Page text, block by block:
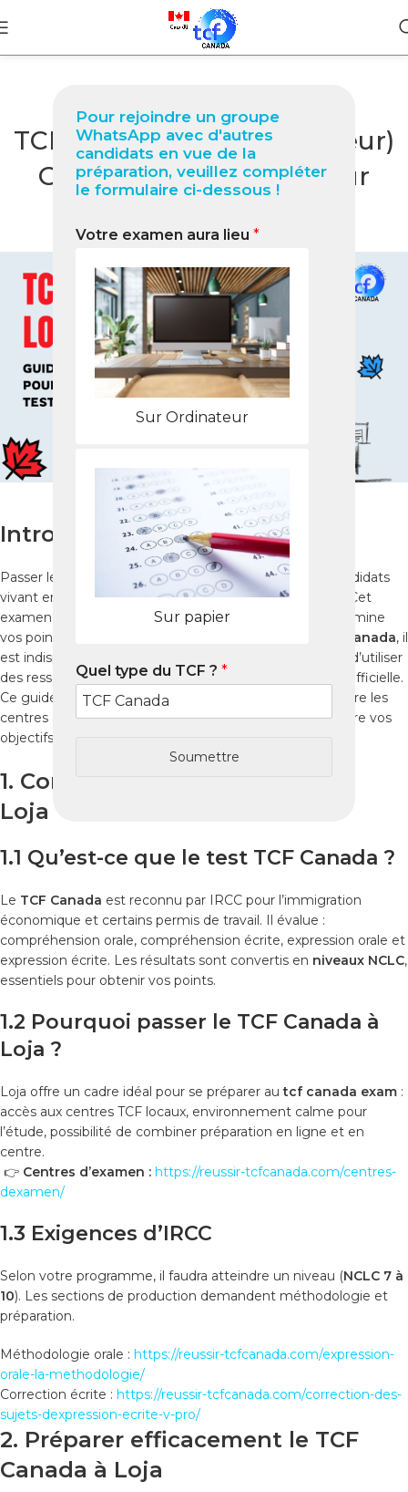
Pour rejoindre un groupe
WhatsApp avec d'autres
candidats en vue de la
préparation, veuillez compléter
le formulaire ci-dessous !
Votre examen aura lieu *
Sur Ordinateur
Sur papier
Quel type du TCF ? *
Soumettre
BLOG
TCF Canada à Loja (Équateur)
Guide complet 2026 pour
NabilOn février 2, 2026
Introduction
Passer le TCF Canada à Lojaest essentiel pour les candidats
vivant en Équateur et souhaitant immigrer au Canada. Cet
examen officiel évalue votre niveau de français et détermine
vos points pour l’immigration. Pour réussir le
test TCF Canada, il
est indispensable de suivre une préparation structurée, d’utiliser
des ressources fiables et de maîtriser la méthodologie officielle.
Ce guide complet 2025 vous accompagne pour connaître les
centres à Loja, préparer chaque compétence et atteindre vos
objectifs.
1. Comprendre le TCF Canada à
Loja
1.1 Qu’est-ce que le test TCF Canada ?
Le TCF Canada est reconnu par IRCC pour l’immigration
économique et certains permis de travail. Il évalue :
compréhension orale, compréhension écrite, expression orale et
expression écrite. Les résultats sont convertis en niveaux NCLC,
essentiels pour obtenir vos points.
1.2 Pourquoi passer le TCF Canada à
Loja ?
Loja offre un cadre idéal pour se préparer autcf canada exam :
accès aux centres TCF locaux, environnement calme pour
l’étude, possibilité de combiner préparation en ligne et en
centre.
👉 Centres d’examen : https://reussir-tcfcanada.com/centres-
dexamen/
1.3 Exigences d’IRCC
Selon votre programme, il faudra atteindre un niveau (NCLC 7 à
10). Les sections de production demandent méthodologie et
préparation.
Méthodologie orale : https://reussir-tcfcanada.com/expression-
orale-la-methodologie/
Correction écrite : https://reussir-tcfcanada.com/correction-des-
sujets-dexpression-ecrite-v-pro/
2. Préparer efficacement le TCF
Canada à Loja